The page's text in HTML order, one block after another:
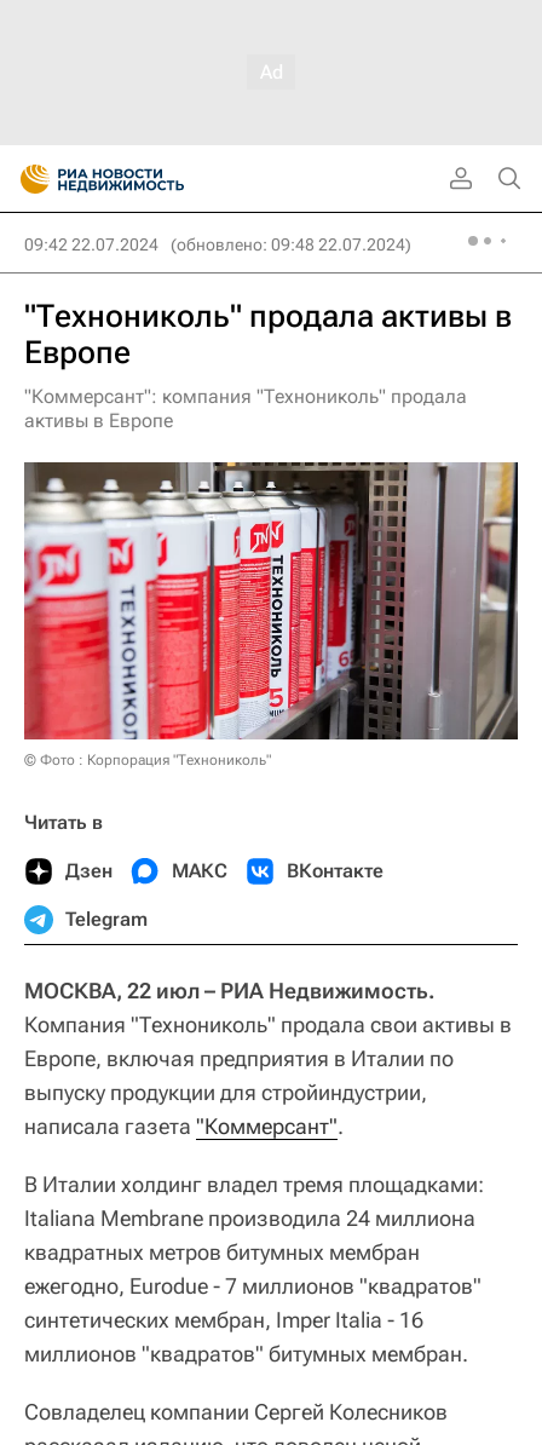
09:42 22.07.2024 (обновлено: 09:48 22.07.2024)
"Технониколь" продала активы в
Европе
"Коммерсант": компания "Технониколь" продала
активы в Европе
© Фото : Корпорация "Технониколь"
Читать в
Дзен МАКС ВКонтакте
Telegram
МОСКВА, 22 июл – РИА Недвижимость.
Компания "Технониколь" продала свои активы в
Европе, включая предприятия в Италии по
выпуску продукции для стройиндустрии,
написала газета "Коммерсант".
В Италии холдинг владел тремя площадками:
Italiana Membrane производила 24 миллиона
квадратных метров битумных мембран
ежегодно, Eurodue - 7 миллионов "квадратов"
синтетических мембран, Imper Italia - 16
миллионов "квадратов" битумных мембран.
Совладелец компании Сергей Колесников